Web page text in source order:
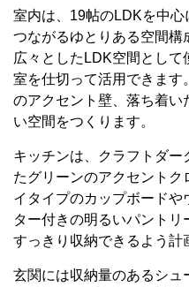
室内は、19帖のLDKを中
つながるゆとりある空間
広々としたLDK空間とし
室を仕切って活用できます
のアクセント壁、落ち着い
い空間をつくります。
キッチンは、クラフトダ
たグリーンのアクセント
イタイプのカップボード
ター付きの明るいパント
すっきり収納できるよう計
玄関には収納量のあるシュ